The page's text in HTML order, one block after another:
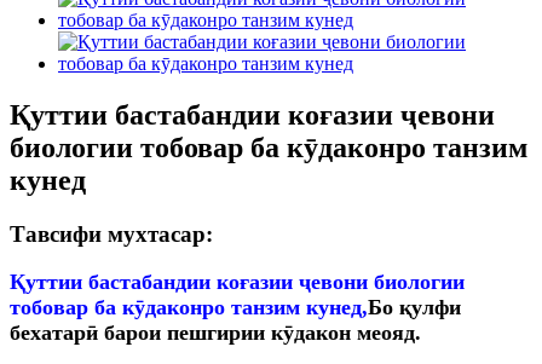
Қуттии бастабандии коғазии ҷевони
биологии тобовар ба кӯдаконро танзим
кунед
Тавсифи мухтасар:
Қуттии бастабандии коғазии ҷевони биологии
тобовар ба кӯдаконро танзим кунед,Бо қулфи
бехатарӣ барои пешгирии кӯдакон меояд.